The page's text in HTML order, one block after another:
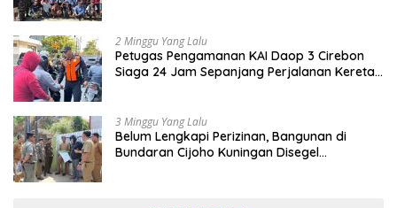
2 Minggu Yang Lalu
Petugas Pengamanan KAI Daop 3 Cirebon
Siaga 24 Jam Sepanjang Perjalanan Kereta
3 Minggu Yang Lalu
Belum Lengkapi Perizinan, Bangunan di
Bundaran Cijoho Kuningan Disegel